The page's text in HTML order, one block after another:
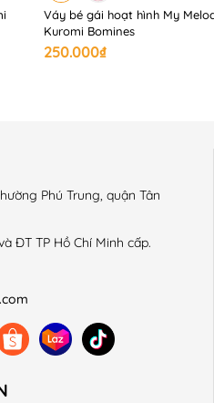
#vay #begai
#phimhoathinh
#damKuromi
Váy bé gái hoạt hình My
Kuromi Bomines
250.000₫
Phú Trung, quận Tân
ĐT TP Hồ Chí Minh cấp.